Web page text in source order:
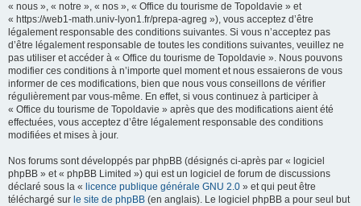
« nous », « notre », « nos », « Office du tourisme de Topoldavie » et
« https://web1-math.univ-lyon1.fr/prepa-agreg »), vous acceptez d’être
légalement responsable des conditions suivantes. Si vous n’acceptez pas
d’être légalement responsable de toutes les conditions suivantes, veuillez ne
pas utiliser et accéder à « Office du tourisme de Topoldavie ». Nous pouvons
modifier ces conditions à n’importe quel moment et nous essaierons de vous
informer de ces modifications, bien que nous vous conseillons de vérifier
régulièrement par vous-même. En effet, si vous continuez à participer à
« Office du tourisme de Topoldavie » après que des modifications aient été
effectuées, vous acceptez d’être légalement responsable des conditions
modifiées et mises à jour.
Nos forums sont développés par phpBB (désignés ci-après par « logiciel
phpBB » et « phpBB Limited ») qui est un logiciel de forum de discussions
déclaré sous la « licence publique générale GNU 2.0 » et qui peut être
téléchargé sur le site de phpBB (en anglais). Le logiciel phpBB a pour seul but